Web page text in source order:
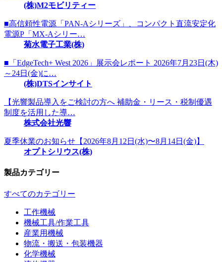
(株)M2モビリティー
■高信頼性電源「PAN-Aシリーズ」、コンパクト直流安定化
電源P「MX-Aシリー…
菊水電子工業(株)
■「EdgeTech+ West 2026」展示会レポート 2026年7月23日(木)
～24日(金)に…
(株)DTSインサイト
【光響製品導入をご検討の方へ 補助金・リース・税制優遇
制度を活用した導…
株式会社光響
夏季休業のお知らせ【2026年8月12日(水)〜8月14日(金)】
オプトシリウス(株)
製品カテゴリー
すべてのカテゴリー
工作機械
機械工具/作業工具
産業用機械
物流・搬送・包装機器
化学機械